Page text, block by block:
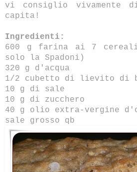
vi consiglio vivamente
capita!
Ingredienti:
600 g farina ai 7
solo la Spadoni)
320 g d'acqua
1/2 cubetto di lievito di
10 g di sale
10 g di zucchero
40 g olio extra-vergine
sale grosso qb